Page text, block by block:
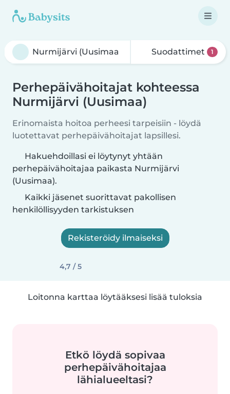
Suodattimet 1
Perhepäivähoitajat kohteessa
Nurmijärvi (Uusimaa)
Erinomaista hoitoa perheesi tarpeisiin - löydä
luotettavat perhepäivähoitajat lapsillesi.
Hakuehdoillasi ei löytynyt yhtään
perhepäivähoitajaa paikasta Nurmijärvi
(Uusimaa).
Kaikki jäsenet suorittavat pakollisen
henkilöllisyyden tarkistuksen
Rekisteröidy ilmaiseksi
4,7 / 5
Loitonna karttaa löytääksesi lisää tuloksia
Etkö löydä sopivaa
perhepäivähoitajaa
lähialueeltasi?